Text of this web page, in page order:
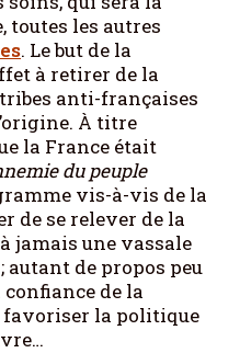
toutes les autres
. Le but de la
à retirer de la
anti-françaises
À titre
la France était
du peuple
vis-à-vis de la
de se relever de la
jamais une vassale
autant de propos peu
de la
favoriser la politique